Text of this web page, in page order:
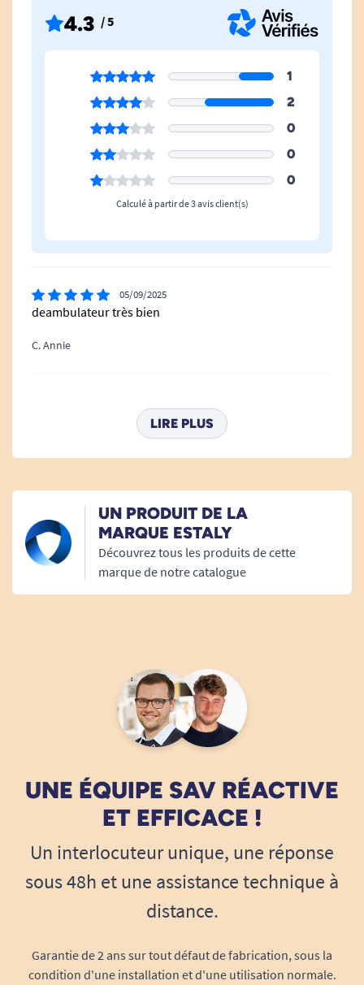
4.3 / 5
1
2
0
0
0
Calculé à partir de 3 avis client(s)
05/09/2025
deambulateur très bien
C. Annie
Pas eu l'occasion de l'utiliser ni
06/11/2024
Ras
R. P
LIRE PLUS
UN PRODUIT DE LA
MARQUE ESTALY
Découvrez tous les produits de cette
marque de notre catalogue
UNE ÉQUIPE SAV RÉACTIVE
ET EFFICACE !
Un interlocuteur unique, une réponse
sous 48h et une assistance technique à
distance.
Garantie de 2 ans sur tout défaut de fabrication, sous la
condition d'une installation et d'une utilisation normale.